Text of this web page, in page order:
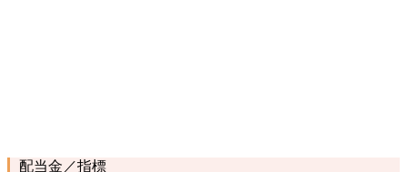
配当金／指標